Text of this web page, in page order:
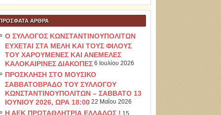
ΆΡΘΡΑ
Ο ΣΥΛΛΟΓΟΣ ΚΩΝΣΤΑΝΤΙΝΟΥΠΟΛΙΤΩΝ
ΕΥΧΕΤΑΙ ΣΤΑ ΜΕΛΗ ΚΑΙ ΤΟΥΣ ΦΙΛΟΥΣ
ΤΟΥ ΧΑΡΟΥΜΕΝΕΣ ΚΑΙ ΑΝΕΜΕΛΕΣ
ΚΑΛΟΚΑΙΡΙΝΕΣ ΔΙΑΚΟΠΕΣ 6 Ιουλίου 2026
ΠΡΟΣΚΛΗΣΗ ΣΤΟ ΜΟΥΣΙΚΟ
ΣΑΒΒΑΤΟΒΡΑΔΟ ΤΟΥ ΣΥΛΛΟΓΟΥ
ΚΩΝΣΤΑΝΤΙΝΟΥΠΟΛΙΤΩΝ – ΣΑΒΒΑΤΟ 13
ΙΟΥΝΙΟΥ 2026, ΩΡΑ 18:00 22 Μαΐου 2026
Η ΑΕΚ ΠΡΩΤΑΘΛΗΤΡΙΑ ΕΛΛΑΔΟΣ !